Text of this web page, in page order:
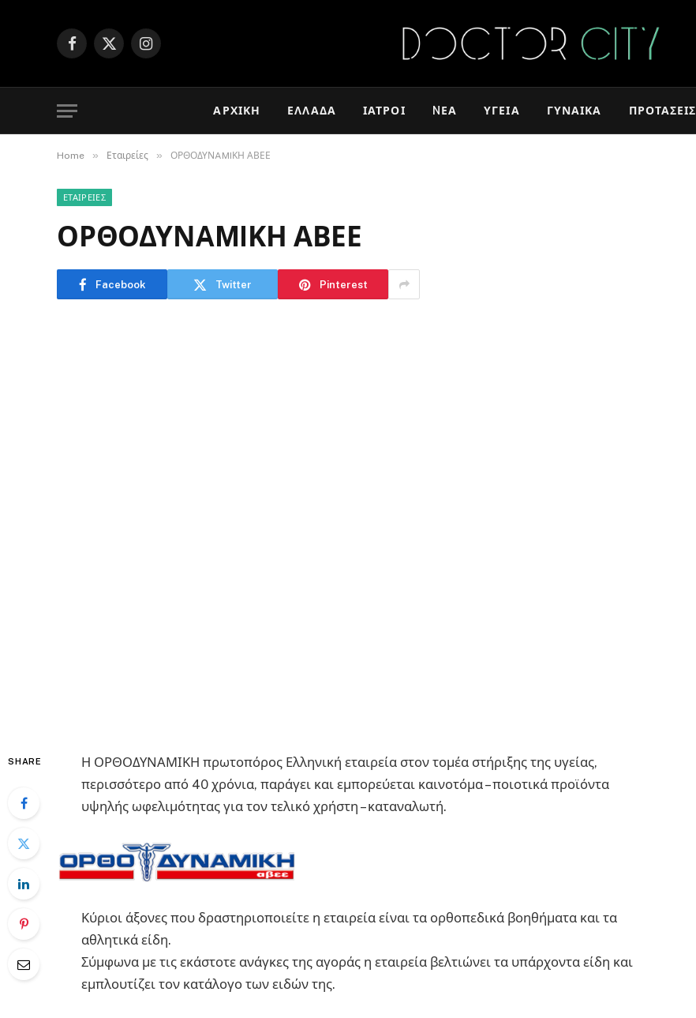
Facebook
X
Instagram
ΑΡΧΙΚΉ ΕΛΛΆΔΑ ΙΑΤΡΟΊ NΈΑ ΥΓΕΊΑ ΓΥΝΑΊΚΑ ΠΡΟΤΆΣΕΙΣ
Home » Εταιρείες » ΟΡΘΟΔΥΝAMIΚΗ ΑΒΕΕ
ΕΤΑΙΡΕΊΕΣ
ΟΡΘΟΔΥΝAMIΚΗ ΑΒΕΕ
Facebook Twitter Pinterest
SHARE
Η ΟΡΘΟΔΥΝΑΜΙΚΗ πρωτοπόρος Ελληνική εταιρεία στον τομέα στήριξης της υγείας,
περισσότερο από 40 χρόνια, παράγει και εμπορεύεται καινοτόμα – ποιοτικά προϊόντα
υψηλής ωφελιμότητας για τον τελικό χρήστη – καταναλωτή.
Κύριοι άξονες που δραστηριοποιείτε η εταιρεία είναι τα ορθοπεδικά βοηθήματα και τα
αθλητικά είδη.
Σύμφωνα με τις εκάστοτε ανάγκες της αγοράς η εταιρεία βελτιώνει τα υπάρχοντα είδη και
εμπλουτίζει τον κατάλογο των ειδών της.